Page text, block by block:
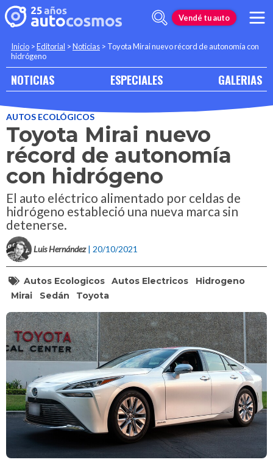
Vendé tu auto
Inicio >Editorial >Noticias > Toyota Mirai nuevo récord de autonomía con
hidrógeno
NOTICIAS ESPECIALES GALERIAS
AUTOS ECOLÓGICOS
Toyota Mirai nuevo
récord de autonomía
con hidrógeno
El auto eléctrico alimentado por celdas de
hidrógeno estableció una nueva marca sin
detenerse.
Luis Hernández | 20/10/2021
Autos Ecologicos Autos Electricos
Hidrogeno
Mirai
Sedán Toyota